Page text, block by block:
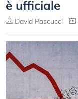
è ufficiale
David Pascucci